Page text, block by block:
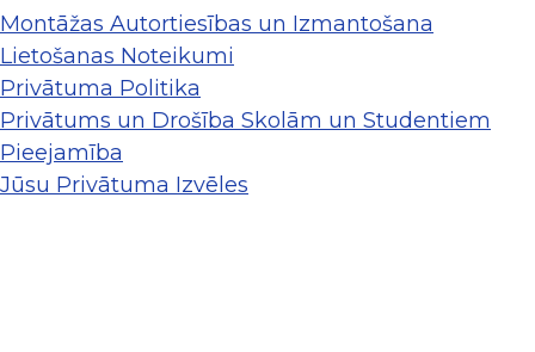
Montāžas Autortiesības un Izmantošana
Lietošanas Noteikumi
Privātuma Politika
Privātums un Drošība Skolām un Studentiem
Pieejamība
Jūsu Privātuma Izvēles